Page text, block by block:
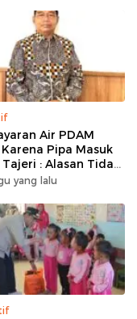
Air PDAM
Pipa Masuk
: Alasan Tidak
Akal
yang lalu